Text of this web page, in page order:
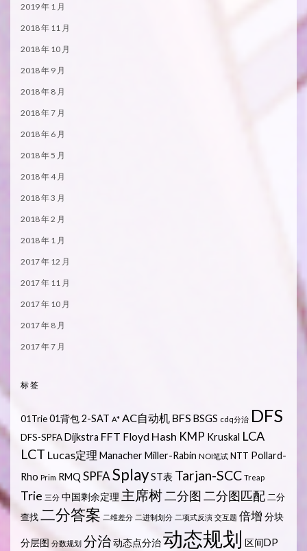
2019 年 1 月
2018 年 11 月
2018 年 10 月
2018 年 9 月
2018 年 8 月
2018 年 7 月
2018 年 6 月
2018 年 5 月
2018 年 4 月
2018 年 3 月
2018 年 2 月
2018 年 1 月
2017 年 12 月
2017 年 11 月
2017 年 10 月
2017 年 8 月
2017 年 7 月
标签
01Trie01背包2-SAT A* AC自动机 BFS BSGS cdq分治 DFS
DFS-SPFADijkstra FFT Floyd Hash KMP Kruskal LCA
LCT Lucas定理 ManacherMiller-Rabin NOI笔试 NTT Pollard-
Rho Prim RMQ SPFASplayST表 Tarjan-SCC Treap
Trie 三分 中国剩余定理 主席树二分图 二分图匹配 二分
查找二分答案 二维差分 二进制划分 二项式反演 交互题 倍增 分块
分层图 分数规划 分治动态点分治动态规划 区间DP